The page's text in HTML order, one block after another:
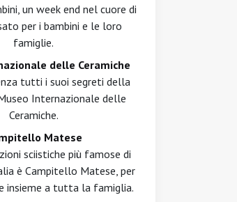
un week end nel cuore di
per i bambini e le loro
famiglie.
delle Ceramiche
tutti i suoi segreti della
Internazionale delle
Ceramiche.
Matese
sciistiche più famose di
è Campitello Matese, per
insieme a tutta la famiglia.